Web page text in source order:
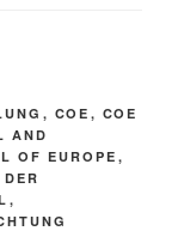
, COE , COE
AND
OF EUROPE,
,